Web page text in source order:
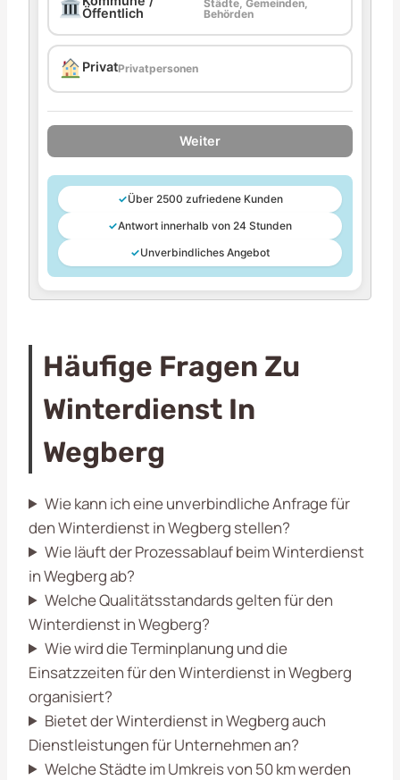
Öffentlich
Städte, Gemeinden,
Behörden
PrivatPrivatpersonen
Weiter
✓Über 2500 zufriedene Kunden
✓Antwort innerhalb von 24 Stunden
✓Unverbindliches Angebot
Häufige Fragen Zu
Winterdienst In
Wegberg
Wie kann ich eine unverbindliche Anfrage für
den Winterdienst in Wegberg stellen?
Wie läuft der Prozessablauf beim Winterdienst
in Wegberg ab?
Welche Qualitätsstandards gelten für den
Winterdienst in Wegberg?
Wie wird die Terminplanung und die
Einsatzzeiten für den Winterdienst in Wegberg
organisiert?
Bietet der Winterdienst in Wegberg auch
Dienstleistungen für Unternehmen an?
Welche Städte im Umkreis von 50 km werden